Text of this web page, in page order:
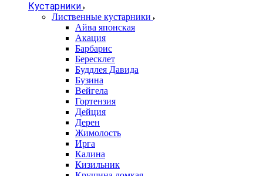
Кустарники
Лиственные кустарники
Айва японская
Акация
Барбарис
Бересклет
Буддлея Давида
Бузина
Вейгела
Гортензия
Дейция
Дерен
Жимолость
Ирга
Калина
Кизильник